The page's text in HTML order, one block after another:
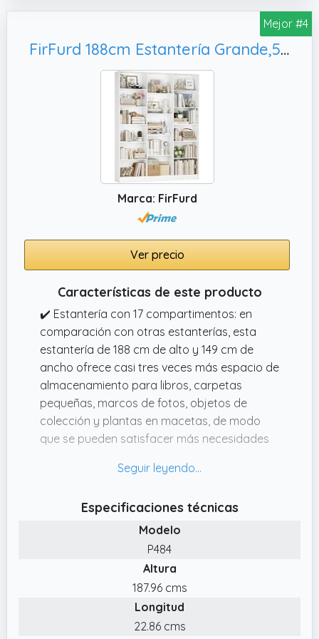
Mejor #4
FirFurd 188cm Estantería Grande,5 cm (Blanco)
Marca: FirFurd
Ver precio
Características de este producto
✔️ Estantería con 17 compartimentos: en
comparación con otras estanterías, esta
estantería de 188 cm de alto y 149 cm de
ancho ofrece casi tres veces más espacio de
almacenamiento para libros, carpetas
pequeñas, marcos de fotos, objetos de
colección y plantas en macetas, de modo
que se pueden satisfacer más necesidades
un hogar ordenado.
de montaje con instrucciones gráficas y
todas las piezas están numeradas. Se
recomienda que el montaje lo realicen dos
personas según las instrucciones de
✔️ Compartimentos de 2 diferentes tamaños:
Las dimensiones de los compartimentos
Especificaciones técnicas
Modelo
P484
Altura
187.96 cms
Longitud
22.86 cms